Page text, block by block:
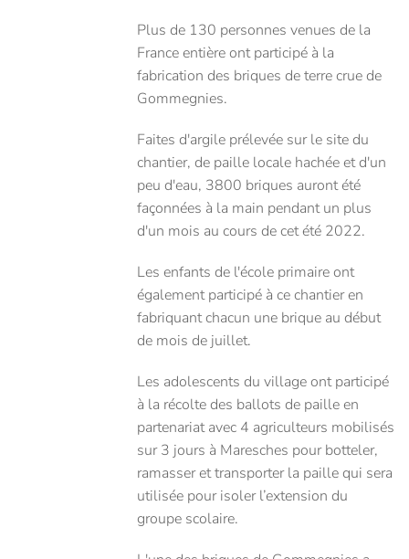
Plus de 130 personnes venues de la
France entière ont participé à la
fabrication des briques de terre crue de
Gommegnies.
Faites d'argile prélevée sur le site du
chantier, de paille locale hachée et d'un
peu d'eau, 3800 briques auront été
façonnées à la main pendant un plus
d'un mois au cours de cet été 2022.
Les enfants de l'école primaire ont
également participé à ce chantier en
fabriquant chacun une brique au début
de mois de juillet.
Les adolescents du village ont participé
à la récolte des ballots de paille en
partenariat avec 4 agriculteurs mobilisés
sur 3 jours à Maresches pour botteler,
ramasser et transporter la paille qui sera
utilisée pour isoler l’extension du
groupe scolaire.